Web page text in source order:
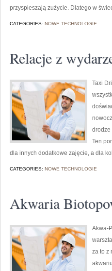
przyspieszają zużycie. Dlatego w
CATEGORIES: NOWE TECHNOLOGIE
Relacje z
Taxi
drodze
Ten
dla innych dodatkowe zajęcie, a dla
CATEGORIES: NOWE TECHNOLOGIE
Akwaria
Akwa-
za to z